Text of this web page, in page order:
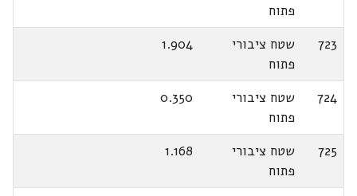
פתוח
723
שטח ציבורי
פתוח
1.904
724
שטח ציבורי
פתוח
0.350
725
שטח ציבורי
פתוח
1.168